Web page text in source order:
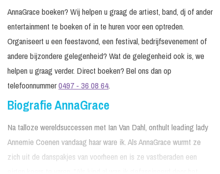
AnnaGrace boeken? Wij helpen u graag de artiest, band, dj of ander
entertainment te boeken of in te huren voor een optreden.
Organiseert u een feestavond, een festival, bedrijfsevenement of
andere bijzondere gelegenheid? Wat de gelegenheid ook is, we
helpen u graag verder. Direct boeken? Bel ons dan op
telefoonnummer0497 - 36 08 64.
Biografie AnnaGrace
Na talloze wereldsuccessen met Ian Van Dahl, onthult leading lady
Annemie Coenen vandaag haar ware ik. Als AnnaGrace wurmt ze
zich uit de danspakjes van voorheen en is ze vastberaden een